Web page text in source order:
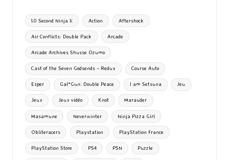
o
o
k
d
o
n
l
ky bl
r
ta
g
er
Tags:
10 Second Ninja X Action Aftershock
Air Conflicts: Double Pack Arcade
Arcade Archives Shusse Ozumo
Cast of the Seven Godsends – Redux Course Auto
Esper Gal*Gun: Double Peace I am Setsuna Jeu
Jeux Jeux vidéo Knot Marauder
Masamune Neverwinter Ninja Pizza Girl
Obliteracers Playstation PlayStation France
PlayStation Store PS4 PSN Puzzle